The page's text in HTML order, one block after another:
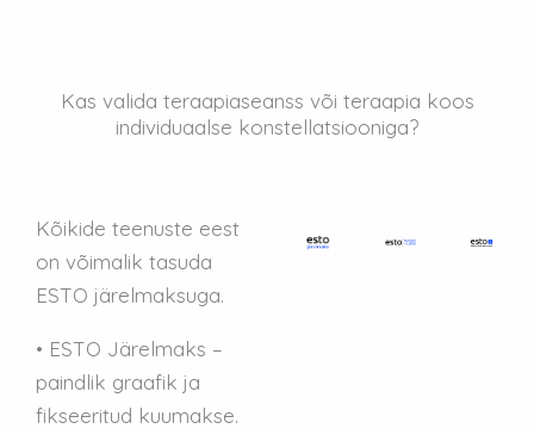
Kas valida teraapiaseanss või teraapia koos
individuaalse konstellatsiooniga?
Kõikide teenuste eest
on võimalik tasuda
ESTO järelmaksuga.
• ESTO Järelmaks –
paindlik graafik ja
fikseeritud kuumakse.